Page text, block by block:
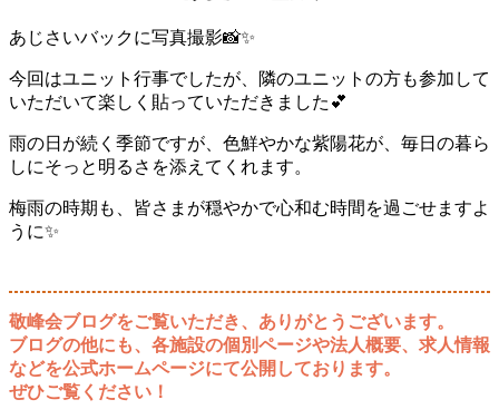
あじさいバックに写真撮影📸✨
今回はユニット行事でしたが、隣のユニットの方も参加して
いただいて楽しく貼っていただきました💕
雨の日が続く季節ですが、色鮮やかな紫陽花が、毎日の暮ら
しにそっと明るさを添えてくれます。
梅雨の時期も、皆さまが穏やかで心和む時間を過ごせますよ
うに✨
敬峰会ブログをご覧いただき、ありがとうございます。
ブログの他にも、各施設の個別ページや法人概要、求人情報
などを公式ホームページにて公開しております。
ぜひご覧ください！